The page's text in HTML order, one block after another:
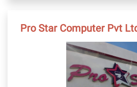
Pro Star Computer Pvt